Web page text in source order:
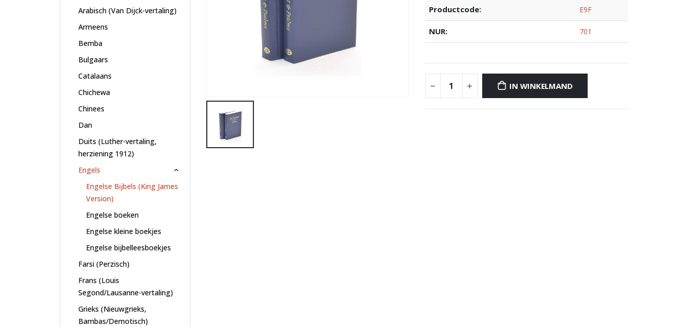
Productcode: E9F
NUR: 701
IN WINKELMAND
Arabisch (Van Dijck-vertaling)
Armeens
Bemba
Bulgaars
Catalaans
Chichewa
Chinees
Dan
Duits (Luther-vertaling,
herziening 1912)
Engels
Engelse Bijbels (King James
Version)
Engelse boeken
Engelse kleine boekjes
Engelse bijbelleesboekjes
Farsi (Perzisch)
Frans (Louis
Segond/Lausanne-vertaling)
Grieks (Nieuwgrieks,
Bambas/Demotisch)